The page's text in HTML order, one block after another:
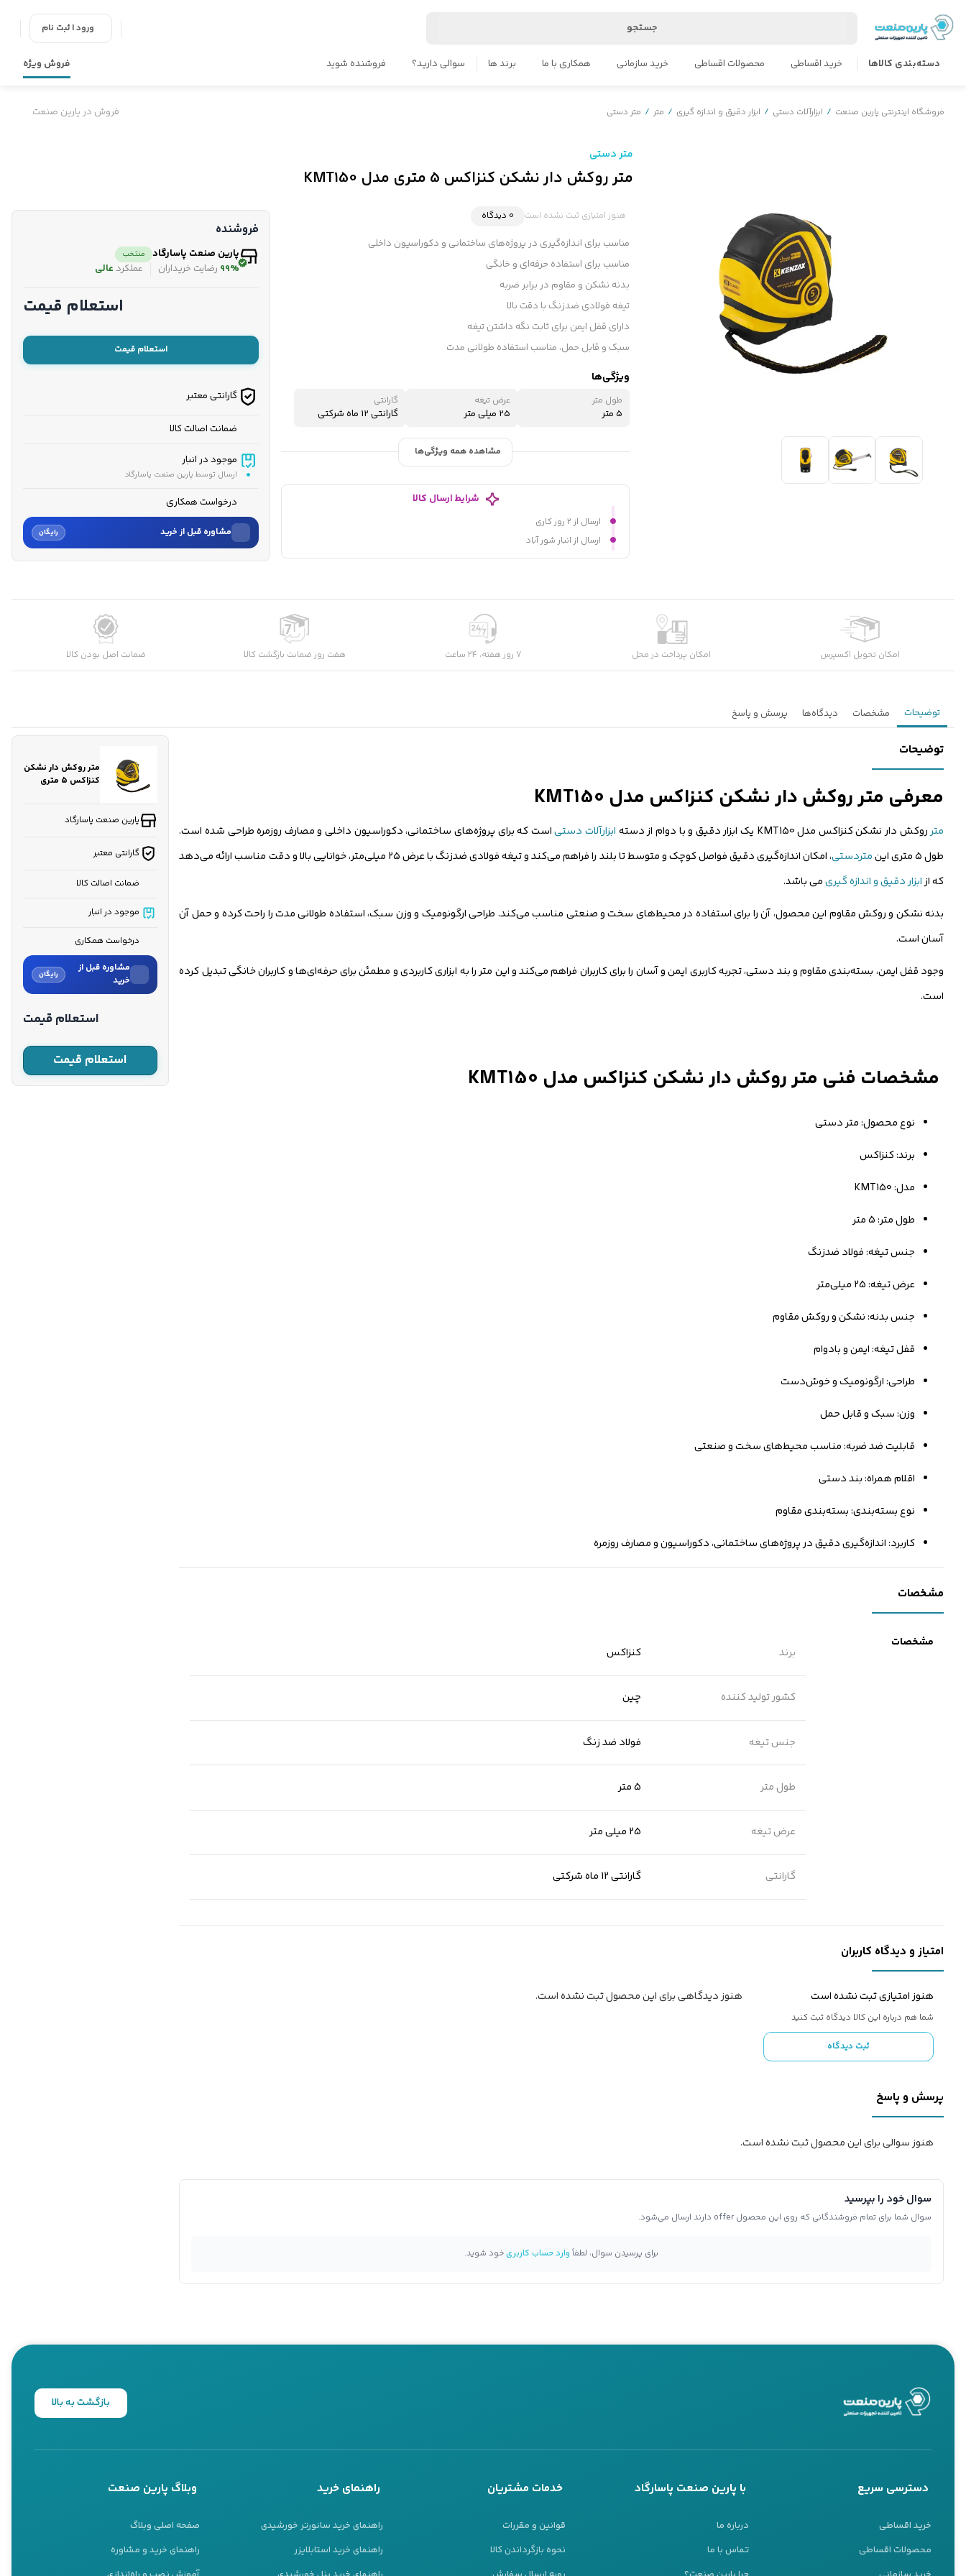
جستجو ورود | ثبت نام
دسته‌بندی کالاها خرید اقساطی محصولات اقساطی خرید سازمانی همکاری با ما برند ها سوالی دارید؟ فروشنده شوید فروش ویژه
فروشگاه اینترنتی پارین صنعت / ابزارآلات دستی / ابزار دقیق و اندازه گیری / متر / متر دستی فروش در پارین صنعت
متر دستی
متر روکش دار نشکن کنزاکس 5 متری مدل KMT150
هنوز امتیازی ثبت نشده است 0 دیدگاه
مناسب برای اندازه‌گیری در پروژه‌های ساختمانی و دکوراسیون داخلی
مناسب برای استفاده حرفه‌ای و خانگی
بدنه نشکن و مقاوم در برابر ضربه
تیغه فولادی ضدزنگ با دقت بالا
دارای قفل ایمن برای ثابت نگه داشتن تیغه
سبک و قابل حمل، مناسب استفاده طولانی مدت
ویژگی‌ها
طول متر
5 متر
عرض تیغه
25 میلی متر
گارانتی
گارانتی 12 ماه شرکتی
مشاهده همه ویژگی‌ها
شرایط ارسال کالا
ارسال از ۲ روز کاری
ارسال از انبار شور آباد
فروشنده
پارین صنعت پاسارگاد منتخب
99% رضایت خریداران عملکرد عالی
استعلام قیمت
استعلام قیمت
گارانتی معتبر
ضمانت اصالت کالا
موجود در انبار
ارسال توسط پارین صنعت پاسارگاد
درخواست همکاری
مشاوره قبل از خرید رایگان
نام
نام خانوادگی
امکان تحویل اکسپرس امکان پرداخت در محل 7 روز هفته، 24 ساعت هفت روز ضمانت بازگشت کالا ضمانت اصل بودن کالا
توضیحات مشخصات دیدگاه‌ها پرسش و پاسخ
توضیحات
معرفی متر روکش دار نشکن کنزاکس مدل KMT150
مترروکش دار نشکن کنزاکس مدل KMT150 یک ابزار دقیق و با دوام از دسته ابزارآلات دستیاست که برای پروژه‌های ساختمانی، دکوراسیون داخلی و مصارف روزمره طراحی شده است.
طول ۵ متری این
متردستی
، امکان اندازه‌گیری دقیق فواصل کوچک و متوسط تا بلند را فراهم می‌کند و تیغه فولادی ضدزنگ با عرض ۲۵ میلی‌متر، خوانایی بالا و دقت مناسب ارائه می‌دهد
که ازابزار دقیق و اندازه گیریمی باشد.
بدنه نشکن و روکش مقاوم این محصول، آن را برای استفاده در محیط‌های سخت و صنعتی مناسب می‌کند. طراحی ارگونومیک و وزن سبک، استفاده طولانی مدت را راحت کرده و حمل آن
آسان است.
وجود قفل ایمن، بسته‌بندی مقاوم و بند دستی، تجربه کاربری ایمن و آسان را برای کاربران فراهم می‌کند و این متر را به ابزاری کاربردی و مطمئن برای حرفه‌ای‌ها و کاربران خانگی تبدیل کرده
است.
مشخصات فنی متر روکش دار نشکن کنزاکس مدل KMT150
نوع محصول: متر دستی
برند: کنزاکس
مدل: KMT150
طول متر: 5 متر
جنس تیغه: فولاد ضدزنگ
عرض تیغه: 25 میلی‌متر
جنس بدنه: نشکن و روکش مقاوم
قفل تیغه: ایمن و بادوام
طراحی: ارگونومیک و خوش‌دست
وزن: سبک و قابل حمل
قابلیت ضد ضربه: مناسب محیط‌های سخت و صنعتی
اقلام همراه: بند دستی
نوع بسته‌بندی: بسته‌بندی مقاوم
کاربرد: اندازه‌گیری دقیق در پروژه‌های ساختمانی، دکوراسیون و مصارف روزمره
مشخصات
مشخصات
برند کنزاکس
کشور تولید کننده چین
جنس تیغه فولاد ضد زنگ
طول متر 5 متر
عرض تیغه 25 میلی متر
گارانتی گارانتی 12 ماه شرکتی
امتیاز و دیدگاه کاربران
هنوز امتیازی ثبت نشده است
شما هم درباره این کالا دیدگاه ثبت کنید
ثبت دیدگاه
هنوز دیدگاهی برای این محصول ثبت نشده است.
پرسش و پاسخ
هنوز سوالی برای این محصول ثبت نشده است.
سوال خود را بپرسید
سوال شما برای تمام فروشندگانی که روی این محصول offer دارند ارسال می‌شود.
برای پرسیدن سوال، لطفاًوارد حساب کاربریخود شوید.
متر روکش دار نشکن
کنزاکس 5 متری
پارین صنعت پاسارگاد
گارانتی معتبر
ضمانت اصالت کالا
موجود در انبار
درخواست همکاری
مشاوره قبل از
خرید
رایگان
نام خانوادگی
شماره موبایل
استعلام قیمت
استعلام قیمت
بازگشت به بالا
دسترسی سریع
خرید اقساطی
محصولات اقساطی
با پارین صنعت پاسارگاد
درباره ما
تماس با ما
خدمات مشتریان
قوانین و مقررات
نحوه بازگرداندن کالا
راهنمای خرید
راهنمای خرید سانورتر خورشیدی
راهنمای خرید استابلایزر
وبلاگ پارین صنعت
صفحه اصلی وبلاگ
راهنمای خرید و مشاوره